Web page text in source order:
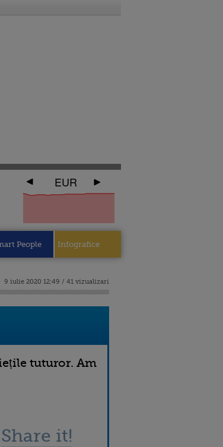
EUR
People Infografice
9 iulie 2020 12:49 / 41 vizualizari
tuturor. Am
Share it!